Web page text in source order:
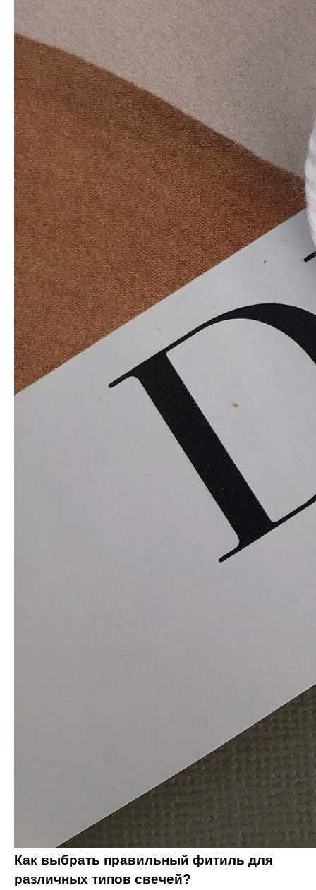
Как выбрать правильный фитиль для
различных типов свечей?